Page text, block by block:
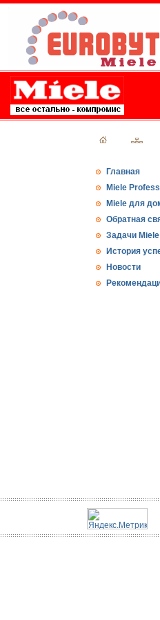
Главная
Miele
Miele для
Обратная
Задачи Miele
История
Новости